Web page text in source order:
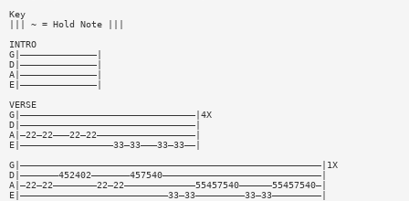
Key
||| ~ = Hold Note |||
INTRO
G|——————————————|
D|——————————————|
A|——————————————|
E|——————————————|
VERSE
G|————————————————————————————————|4X
D|————————————————————————————————|
A|—22—22———22—22——————————————————|
E|—————————————————33—33———33—33——|
G|———————————————————————————————————————————————————————|1X
D|———————452402———————457540—————————————————————————————|
A|—22—22————————22—22—————————————55457540——————55457540—|
E|———————————————————————————33—33—————————33—33—————————|